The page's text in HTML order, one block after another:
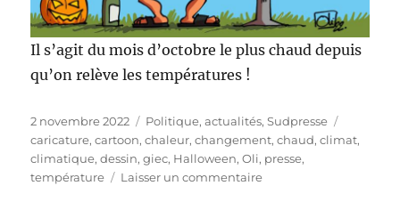
Il s’agit du mois d’octobre le plus chaud depuis
qu’on relève les températures !
Publié
le
2 novembre 2022 Catégories
Politique, actualités,Sudpresse
caricature,cartoon,chaleur,changement,chaud,climat,
climatique,dessin,giec, Halloween,Oli, presse,
température
Laisser un commentairesur